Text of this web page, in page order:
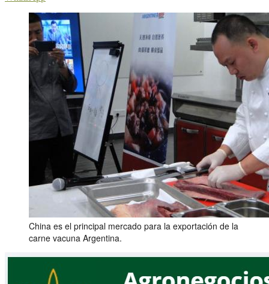
China es el principal mercado para la exportación de la
carne vacuna Argentina.